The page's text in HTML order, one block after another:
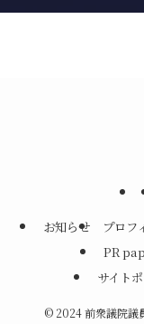
お知らせ プロフ
PR
サイト
©2024 前衆議院議